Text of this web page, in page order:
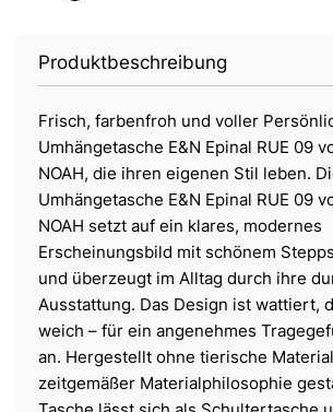
Produktbeschreibung
Frisch, farbenfroh und voller
Umhängetasche E&N Epinal RUE 09
NOAH, die ihren eigenen Stil leben.
Umhängetasche E&N Epinal RUE 09
NOAH setzt auf ein klares, modernes
Erscheinungsbild mit schönem
und überzeugt im Alltag durch ihre
Ausstattung. Das Design ist wattiert,
weich – für ein angenehmes
an. Hergestellt ohne tierische
zeitgemäßer Materialphilosophie